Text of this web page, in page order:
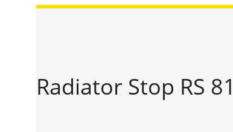
Radiator Stop RS